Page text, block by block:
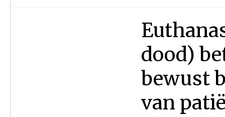
dood)
bewust
van